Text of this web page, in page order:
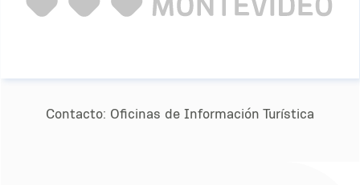
Contacto: Oﬁcinas de Información Turística